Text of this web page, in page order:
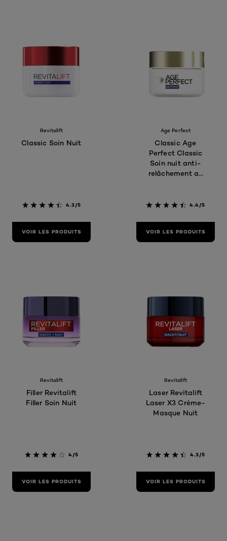
Revitalift
Classic Soin Nuit
4.3/5
VOIR LES PRODUITS
Age Perfect
Classic Age
Perfect Classic
Soin nuit anti-
relâchement au
4.4/5
VOIR LES PRODUITS
Revitalift
Filler Revitalift
Filler Soin Nuit
4/5
VOIR LES PRODUITS
Revitalift
Laser Revitalift
Laser X3 Crème-
Masque Nuit
4.3/5
VOIR LES PRODUITS